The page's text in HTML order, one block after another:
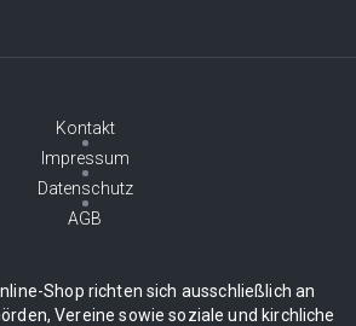
Kontakt
Impressum
Datenschutz
AGB
Shop richten sich ausschließlich an
Vereine sowie soziale und kirchliche